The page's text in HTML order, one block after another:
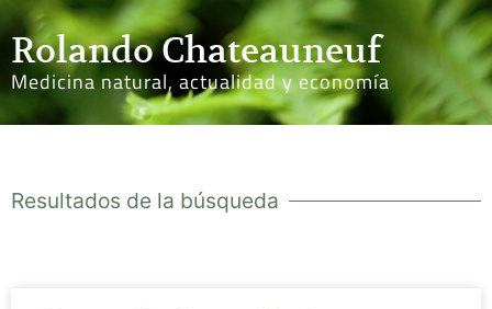
Rolando Chateauneuf
Medicina natural, actualidad y economía
Resultados de la búsqueda